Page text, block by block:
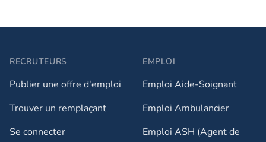
RECRUTEURS
Publier une offre d'emploi
Trouver un remplaçant
Se connecter
EMPLOI
Emploi Aide-Soignant
Emploi Ambulancier
Emploi ASH (Agent de